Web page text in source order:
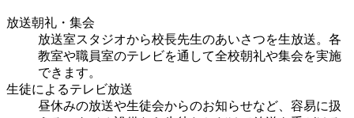
放送朝礼・集会
放送室スタジオから校長先生のあいさつを生放送。各
教室や職員室のテレビを通して全校朝礼や集会を実施
できます。
生徒によるテレビ放送
昼休みの放送や生徒会からのお知らせなど、容易に扱